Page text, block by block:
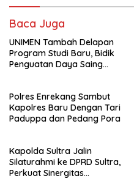
Baca Juga
UNIMEN Tambah Delapan
Program Studi Baru, Bidik
Penguatan Daya Saing
Polres Enrekang Sambut
Kapolres Baru Dengan Tari
Paduppa dan Pedang Pora
Kapolda Sultra Jalin
Silaturahmi ke DPRD Sultra,
Perkuat Sinergitas